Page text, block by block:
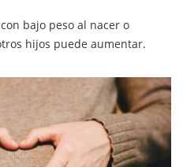
bajo peso al nacer o
hijos puede aumentar.